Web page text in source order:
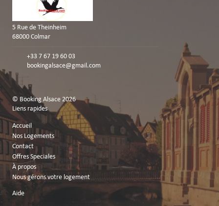
5 Rue de Theinheim
68000 Colmar
+33 7 67 19 60 03
bookingalsace@gmail.com
© Booking Alsace 2026
Liens rapides
Accueil
Nos Logements
Contact
Offres Speciales
À propos
Nous gérons votre logement
Aide